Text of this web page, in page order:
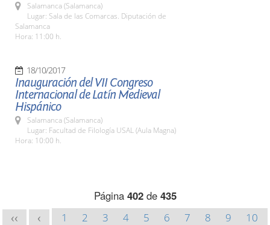
Salamanca (Salamanca)
Lugar: Sala de las Comarcas. Diputación de
Salamanca
Hora: 11:00 h.
18/10/2017
Inauguración del VII Congreso
Internacional de Latín Medieval
Hispánico
Salamanca (Salamanca)
Lugar: Facultad de Filología USAL (Aula Magna)
Hora: 10:00 h.
Página 402de 435
<< < 1 2 3 4 5 6 7 8 9
10